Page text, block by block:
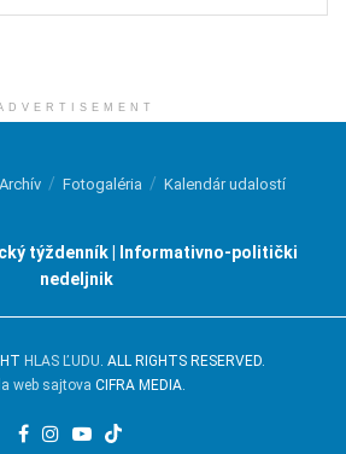
Archív Fotogaléria Kalendár udalostí
týždenník | Informativno-politički
nedeljnik
HLAS ĽUDU . ALL RIGHTS RESERVED.
web sajtova CIFRA MEDIA.